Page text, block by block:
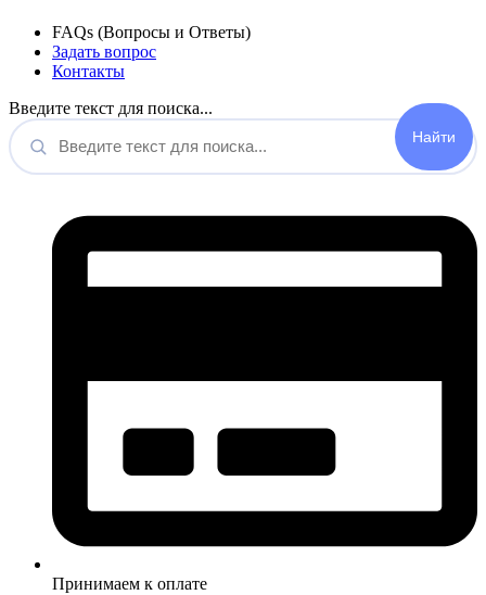
FAQs (Вопросы и Ответы)
Задать вопрос
Контакты
Введите текст для поиска...
Принимаем к оплате